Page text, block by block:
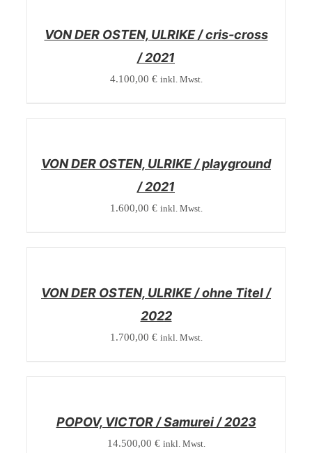
VON DER OSTEN, ULRIKE / cris-cross
/ 2021
4.100,00 € inkl. Mwst.
VON DER OSTEN, ULRIKE / playground
/ 2021
1.600,00 € inkl. Mwst.
VON DER OSTEN, ULRIKE / ohne Titel /
2022
1.700,00 € inkl. Mwst.
POPOV, VICTOR / Samurei / 2023
14.500,00 € inkl. Mwst.